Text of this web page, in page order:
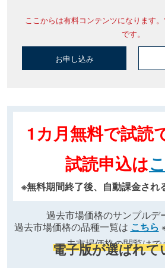
ここからは有料コンテンツになります
です。
お申し込み
1カ月無料で試読
試読申込は
※無料期間終了後、自動課金され
過去市場価格のサンプルデ
過去市場価格の品種一覧は こちら
去市場価格の閲覧はで
電子版が選ばれて